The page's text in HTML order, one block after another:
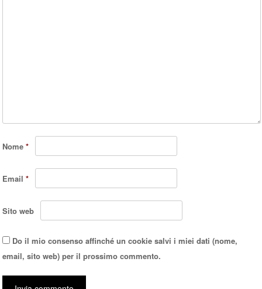
Nome*
Email*
Sito web
Do il mio consenso affinché un cookie salvi i miei dati (nome,
email, sito web) per il prossimo commento.